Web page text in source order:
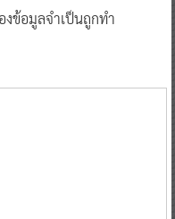
งข้อมูลจำเป็นถูกทำ